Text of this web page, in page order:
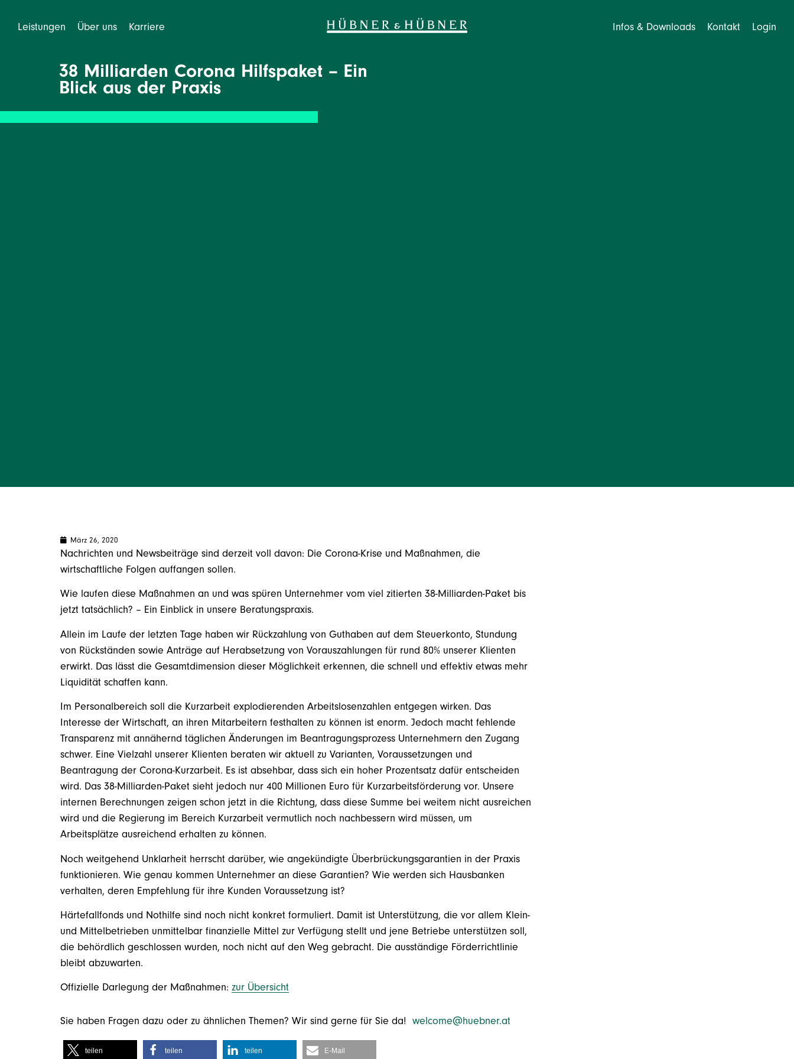
Leistungen Über uns Karriere Infos & Downloads Kontakt Login
38 Milliarden Corona Hilfspaket – Ein
Blick aus der Praxis
März 26, 2020
Nachrichten und Newsbeiträge sind derzeit voll davon: Die Corona-Krise und Maßnahmen, die
wirtschaftliche Folgen auffangen sollen.
Wie laufen diese Maßnahmen an und was spüren Unternehmer vom viel zitierten 38-Milliarden-Paket bis
jetzt tatsächlich? – Ein Einblick in unsere Beratungspraxis.
Allein im Laufe der letzten Tage haben wir Rückzahlung von Guthaben auf dem Steuerkonto, Stundung
von Rückständen sowie Anträge auf Herabsetzung von Vorauszahlungen für rund 80% unserer Klienten
erwirkt. Das lässt die Gesamtdimension dieser Möglichkeit erkennen, die schnell und effektiv etwas mehr
Liquidität schaffen kann.
Im Personalbereich soll die Kurzarbeit explodierenden Arbeitslosenzahlen entgegen wirken. Das
Interesse der Wirtschaft, an ihren Mitarbeitern festhalten zu können ist enorm. Jedoch macht fehlende
Transparenz mit annähernd täglichen Änderungen im Beantragungsprozess Unternehmern den Zugang
schwer. Eine Vielzahl unserer Klienten beraten wir aktuell zu Varianten, Voraussetzungen und
Beantragung der Corona-Kurzarbeit. Es ist absehbar, dass sich ein hoher Prozentsatz dafür entscheiden
wird. Das 38-Milliarden-Paket sieht jedoch nur 400 Millionen Euro für Kurzarbeitsförderung vor. Unsere
internen Berechnungen zeigen schon jetzt in die Richtung, dass diese Summe bei weitem nicht ausreichen
wird und die Regierung im Bereich Kurzarbeit vermutlich noch nachbessern wird müssen, um
Arbeitsplätze ausreichend erhalten zu können.
Noch weitgehend Unklarheit herrscht darüber, wie angekündigte Überbrückungsgarantien in der Praxis
funktionieren. Wie genau kommen Unternehmer an diese Garantien? Wie werden sich Hausbanken
verhalten, deren Empfehlung für ihre Kunden Voraussetzung ist?
Härtefallfonds und Nothilfe sind noch nicht konkret formuliert. Damit ist Unterstützung, die vor allem Klein-
und Mittelbetrieben unmittelbar finanzielle Mittel zur Verfügung stellt und jene Betriebe unterstützen soll,
die behördlich geschlossen wurden, noch nicht auf den Weg gebracht. Die ausständige Förderrichtlinie
bleibt abzuwarten.
Offizielle Darlegung der Maßnahmen: zur Übersicht
Sie haben Fragen dazu oder zu ähnlichen Themen? Wir sind gerne für Sie da! welcome@huebner.at
teilen teilen teilen E-Mail